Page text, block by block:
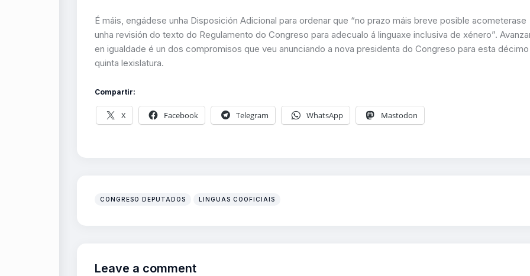
É máis, engádese unha Disposición Adicional para ordenar que “no prazo máis breve posible acometerase
unha revisión do texto do Regulamento do Congreso para adecualo á linguaxe inclusiva de xénero”.
en igualdade é un dos compromisos que veu anunciando a nova presidenta do Congreso para esta décimo
quinta lexislatura.
Compartir:
X Facebook Telegram WhatsApp Mastodon
CONGRESO DEPUTADOS LINGUAS COOFICIAIS
Leave a comment